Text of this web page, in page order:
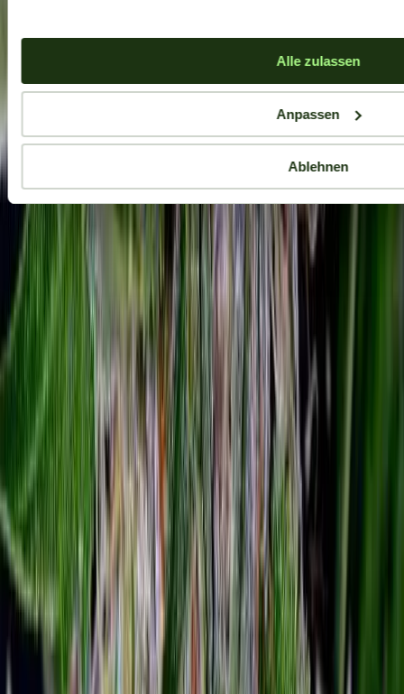
Alle zulassen
Anpassen
Ablehnen
Seedbanks